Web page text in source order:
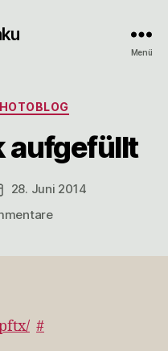
Menü
aufgefüllt
28. Juni 2014
zu
#